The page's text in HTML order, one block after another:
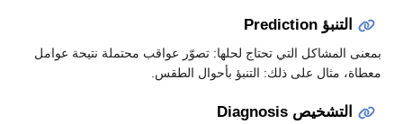
التنبؤ Prediction
بمعنى المشاكل التي تحتاج لحلها: تصوّر عواقب محتملة نتيحة عوامل
معطاة، مثال على ذلك: التنبؤ بأحوال الطقس.
التشخيص Diagnosis